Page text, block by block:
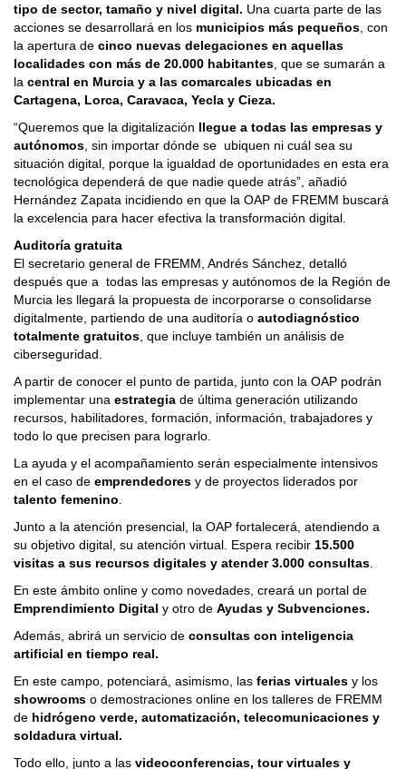
tipo de sector, tamaño y nivel digital. Una cuarta parte de las
acciones se desarrollará en los municipios más pequeños, con
la apertura de cinco nuevas delegaciones en aquellas
localidades con más de 20.000 habitantes, que se sumarán a
la central en Murcia y a las comarcales ubicadas en
Cartagena, Lorca, Caravaca, Yecla y Cieza.
“Queremos que la digitalización llegue a todas las empresas y
autónomos, sin importar dónde se ubiquen ni cuál sea su
situación digital, porque la igualdad de oportunidades en esta era
tecnológica dependerá de que nadie quede atrás”, añadió
Hernández Zapata incidiendo en que la OAP de FREMM buscará
la excelencia para hacer efectiva la transformación digital.
Auditoría gratuita
El secretario general de FREMM, Andrés Sánchez, detalló
después que a todas las empresas y autónomos de la Región de
Murcia les llegará la propuesta de incorporarse o consolidarse
digitalmente, partiendo de una auditoría o autodiagnóstico
totalmente gratuitos, que incluye también un análisis de
ciberseguridad.
A partir de conocer el punto de partida, junto con la OAP podrán
implementar una estrategia de última generación utilizando
recursos, habilitadores, formación, información, trabajadores y
todo lo que precisen para lograrlo.
La ayuda y el acompañamiento serán especialmente intensivos
en el caso de emprendedores y de proyectos liderados por
talento femenino.
Junto a la atención presencial, la OAP fortalecerá, atendiendo a
su objetivo digital, su atención virtual. Espera recibir 15.500
visitas a sus recursos digitales y atender 3.000 consultas.
En este ámbito online y como novedades, creará un portal de
Emprendimiento Digital y otro de Ayudas y Subvenciones.
Además, abrirá un servicio de consultas con inteligencia
artificial en tiempo real.
En este campo, potenciará, asimismo, las ferias virtuales y los
showrooms o demostraciones online en los talleres de FREMM
de hidrógeno verde, automatización, telecomunicaciones y
soldadura virtual.
Todo ello, junto a las videoconferencias, tour virtuales y